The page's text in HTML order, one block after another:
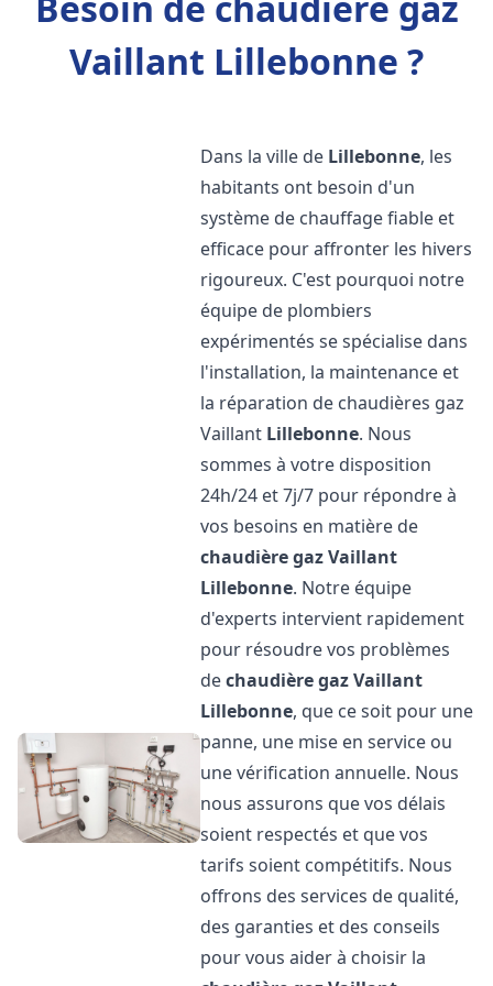
Vaillant Lillebonne ?
Dans la ville de Lillebonne, les
habitants ont besoin d'un
système de chauffage fiable et
efficace pour affronter les hivers
rigoureux. C'est pourquoi notre
équipe de plombiers
expérimentés se spécialise dans
l'installation, la maintenance et
la réparation de chaudières gaz
Vaillant Lillebonne. Nous
sommes à votre disposition
24h/24 et 7j/7 pour répondre à
vos besoins en matière de
chaudière gaz Vaillant
Lillebonne. Notre équipe
d'experts intervient rapidement
pour résoudre vos problèmes
dechaudière gaz Vaillant
Lillebonne, que ce soit pour une
panne, une mise en service ou
une vérification annuelle. Nous
nous assurons que vos délais
soient respectés et que vos
tarifs soient compétitifs. Nous
offrons des services de qualité,
des garanties et des conseils
pour vous aider à choisir la